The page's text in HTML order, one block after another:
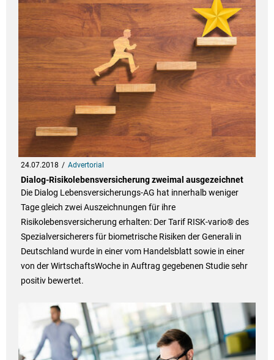
24.07.2018 Advertorial
Dialog-Risikolebensversicherung zweimal ausgezeichnet
Die Dialog Lebensversicherungs-AG hat innerhalb weniger
Tage gleich zwei Auszeichnungen für ihre
Risikolebensversicherung erhalten: Der Tarif RISK-vario® des
Spezialversicherers für biometrische Risiken der Generali in
Deutschland wurde in einer vom Handelsblatt sowie in einer
von der WirtschaftsWoche in Auftrag gegebenen Studie sehr
positiv bewertet.